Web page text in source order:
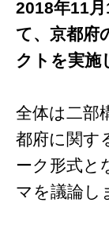
2018年11月
て、京都府
クトを実施
全体は二部
都府に関す
ーク形式と
マを議論し